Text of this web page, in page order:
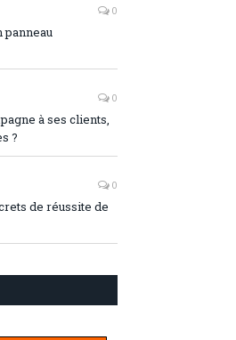
0
panneau
0
à ses clients,
?
0
de réussite de